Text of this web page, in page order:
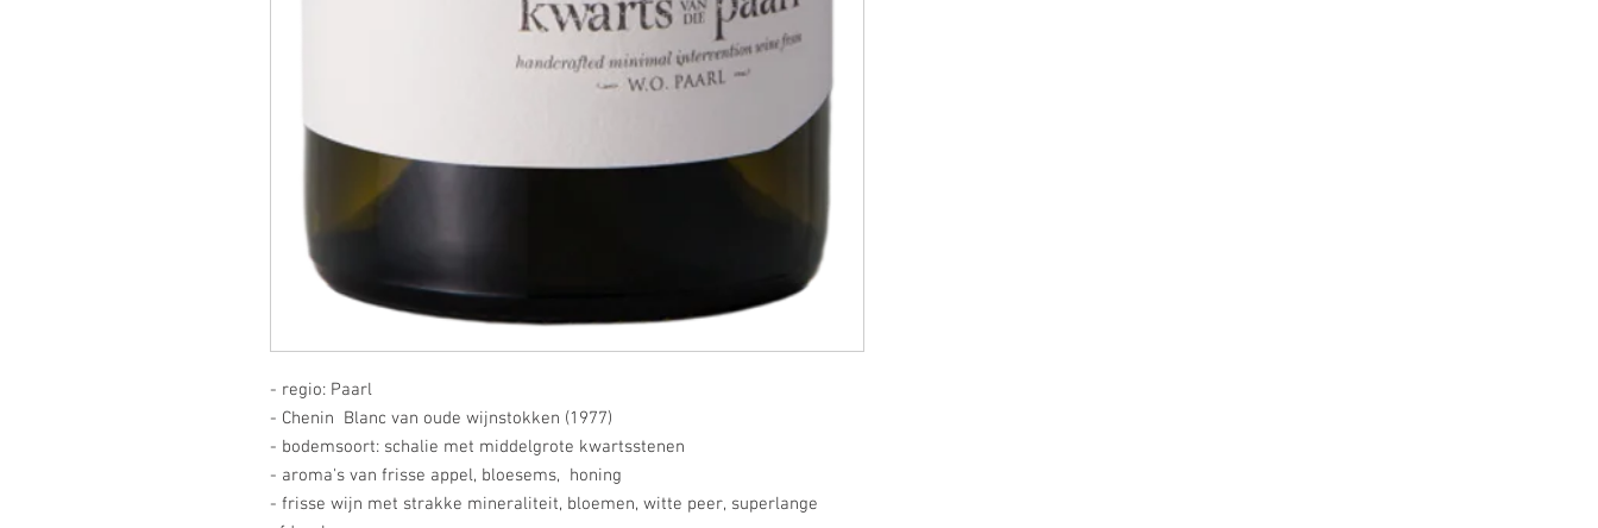
- regio: Paarl
- Chenin Blanc van oude wijnstokken (1977)
- bodemsoort: schalie met middelgrote kwartsstenen
- aroma's van frisse appel, bloesems, honing
- frisse wijn met strakke mineraliteit, bloemen, witte peer, superlange